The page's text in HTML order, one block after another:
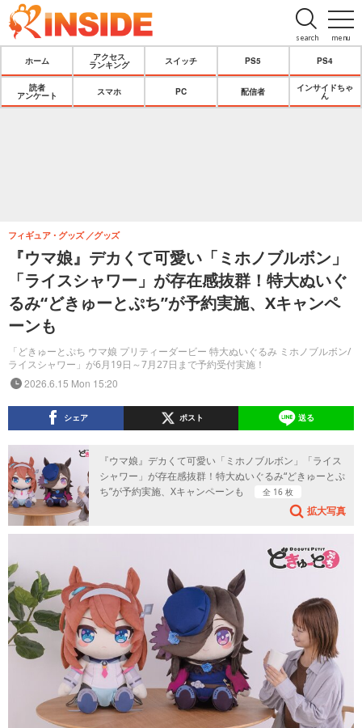
menu
search
ホーム
アクセス
ランキング
スイッチ PS5 PS4
読者
アンケート
スマホ PC 配信者
インサイドちゃ
ん
『ウマ娘』デカくて可愛い「ミホノブルボン」
「ライスシャワー」が存在感抜群！特大ぬいぐ
るみ“どきゅーとぷち”が予約実施、Xキャンペ
ーンも
「どきゅーとぷち ウマ娘 プリティーダービー 特大ぬいぐるみ ミホノブルボン/
ライスシャワー」が6月19日～7月27日まで予約受付実施！
フィギュア・グッズ グッズ
2026.6.15 Mon 15:20
シェア ポスト 送る
『ウマ娘』デカくて可愛い「ミホノブルボン」「ライス
シャワー」が存在感抜群！特大ぬいぐるみ“どきゅーとぷ
ち”が予約実施、Xキャンペーンも
全 16 枚
拡大写真